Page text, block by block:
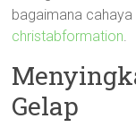
bagaimana cahaya
christabformation.
Gelap